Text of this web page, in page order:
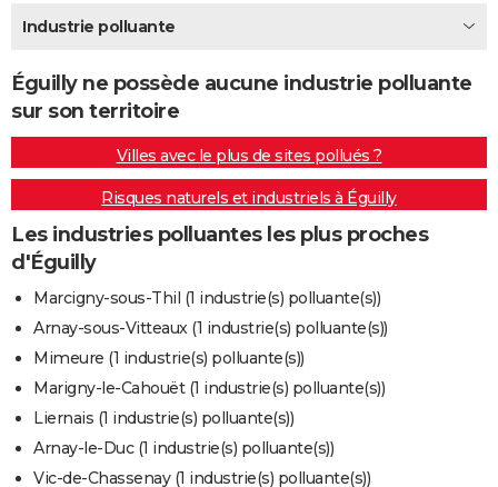
Destinations
City break
Voyage nature
Voyage de noces
Forum
Climat
+PHOTO
GUIDES D'ACHAT
BONS PLANS
CARTE DE VOEUX
Carte de Noël
Carte Bonne année
Carte Saint-Valentin
Carte d'anniversaire
DICTIONNAIRE
Dictionnaire
Biographies
Citations
Expressions
Proverbes
PROGRAMME TV
COPAINS D'AVANT
S'inscrire
Se connecter
Lycées
Collèges
Primaires
Universités
Entreprises
Service militaire
Avis de recherche
AVIS DE DÉCÈS
FORUM
Bricolage
Lifestyle
Culture
Sport
Auto
Television
Voyage
Cinema
Industrie polluante
Éguilly ne possède aucune industrie polluante
sur son territoire
Villes avec le plus de sites pollués ?
Risques naturels et industriels à Éguilly
Les industries polluantes les plus proches
d'Éguilly
Marcigny-sous-Thil (1 industrie(s) polluante(s))
Arnay-sous-Vitteaux (1 industrie(s) polluante(s))
Mimeure (1 industrie(s) polluante(s))
Marigny-le-Cahouët (1 industrie(s) polluante(s))
Liernais (1 industrie(s) polluante(s))
Arnay-le-Duc (1 industrie(s) polluante(s))
Vic-de-Chassenay (1 industrie(s) polluante(s))